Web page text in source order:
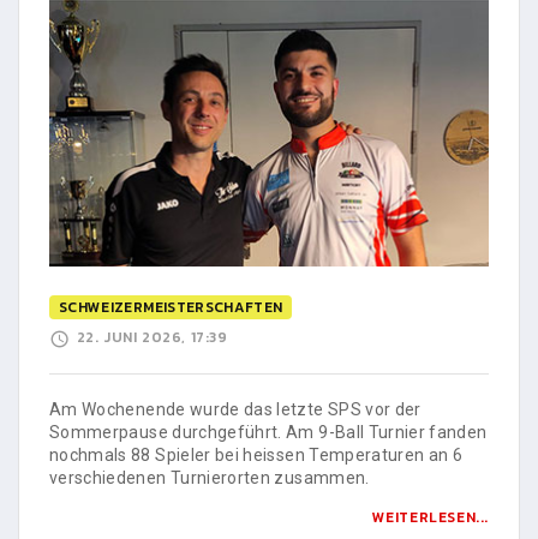
SCHWEIZERMEISTERSCHAFTEN
22. JUNI 2026, 17:39
Am Wochenende wurde das letzte SPS vor der
Sommerpause durchgeführt. Am 9-Ball Turnier fanden
nochmals 88 Spieler bei heissen Temperaturen an 6
verschiedenen Turnierorten zusammen.
WEITERLESEN...